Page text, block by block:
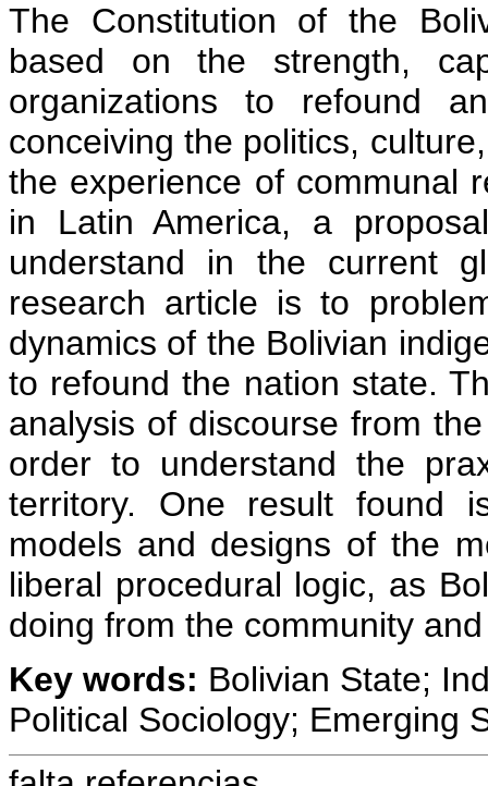
The Constitution of the
based on the strength,
organizations to refound
conceiving the politics,
the experience of communal
in Latin America, a
understand in the current
research article is to
dynamics of the Bolivian
to refound the nation state.
analysis of discourse from
order to understand the
territory. One result found
models and designs of the
liberal procedural logic, as
doing from the community
Key words: Bolivian State;
Political Sociology; Emerging